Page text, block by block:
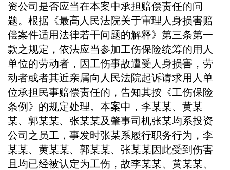
资公司是否应当在本案中承担赔偿责任的问
题。根据《最高人民法院关于审理人身损害赔
偿案件适用法律若干问题的解释》第三条第一
款之规定，依法应当参加工伤保险统筹的用人
单位的劳动者，因工伤事故遭受人身损害，劳
动者或者其近亲属向人民法院起诉请求用人单
位承担民事赔偿责任的，告知其按《工伤保险
条例》的规定处理。本案中，李某某、黄某
某、郭某某、张某某及肇事司机张某均系投资
公司之员工，事发时张某系履行职务行为，李
某某、黄某某、郭某某、张某某因此受到伤害
且均已经被认定为工伤，故李某某、黄某某、